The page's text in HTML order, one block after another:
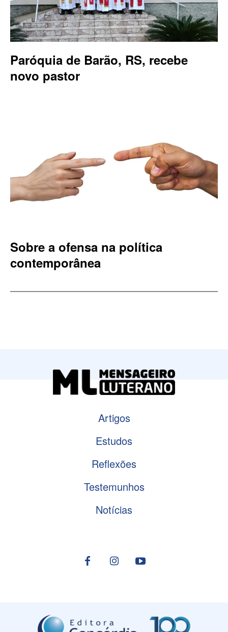
Paróquia de Barão, RS, recebe
novo pastor
Sobre a ofensa na política
contemporânea
Artigos
Estudos
Reflexões
Testemunhos
Notícias